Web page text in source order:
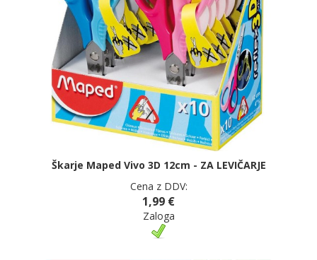
Škarje Maped Vivo 3D 12cm - ZA LEVIČARJE
Cena z DDV:
1,99 €
Zaloga